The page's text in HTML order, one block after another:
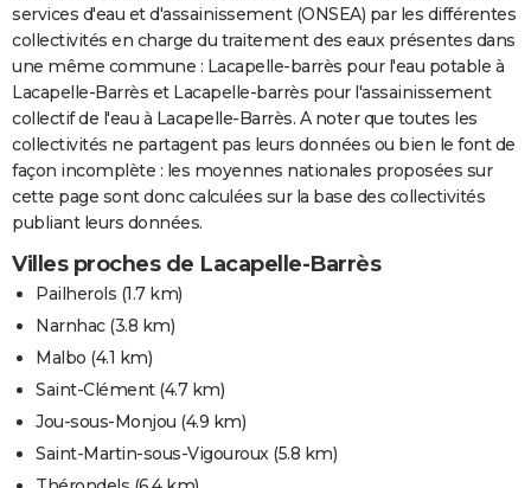
services d'eau et d'assainissement (ONSEA) par les différentes
collectivités en charge du traitement des eaux présentes dans
une même commune : Lacapelle-barrès pour l'eau potable à
Lacapelle-Barrès et Lacapelle-barrès pour l'assainissement
collectif de l'eau à Lacapelle-Barrès. A noter que toutes les
collectivités ne partagent pas leurs données ou bien le font de
façon incomplète : les moyennes nationales proposées sur
cette page sont donc calculées sur la base des collectivités
publiant leurs données.
Villes proches de Lacapelle-Barrès
Pailherols (1.7 km)
Narnhac(3.8 km)
Malbo (4.1 km)
Saint-Clément(4.7 km)
Jou-sous-Monjou (4.9 km)
Saint-Martin-sous-Vigouroux(5.8 km)